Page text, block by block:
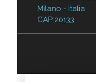
Milano - Italia
CAP 20133